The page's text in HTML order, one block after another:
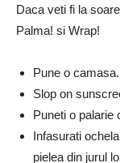
Daca veti fi la
Palma! si Wrap!
Pune o camasa.
Slop on
Puneti o palarie
Infasurati
pielea din jurul